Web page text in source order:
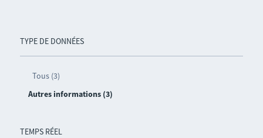
TYPE DE DONNÉES
Tous (3)
Autres informations (3)
TEMPS RÉEL